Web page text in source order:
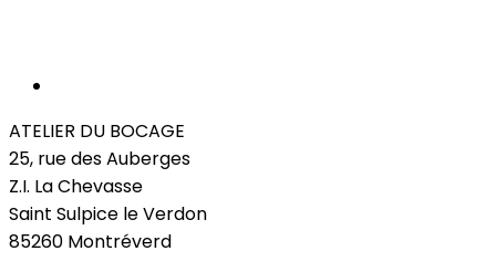
ATELIER DU BOCAGE
25, rue des Auberges
Z.I. La Chevasse
Saint Sulpice le Verdon
85260 Montréverd